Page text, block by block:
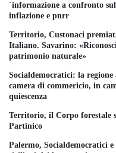
´informazione a confronto
inflazione e pnrr
Territorio, Custonaci
Italiano. Savarino:
patrimonio naturale»
Socialdemocratici: la regione
camera di commericio, in
quiescenza
Territorio, il Corpo forestale
Partinico
Palermo, Socialdemocratici